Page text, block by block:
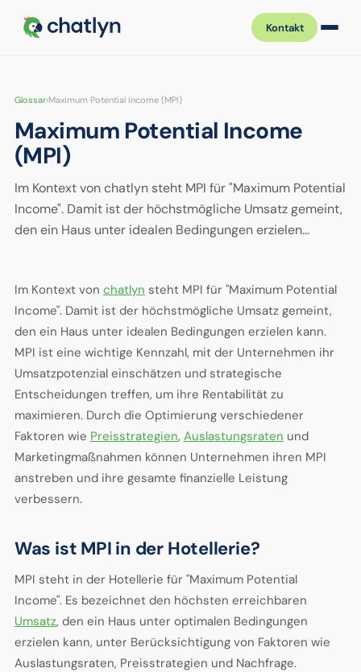
Kontakt
Glossar›Maximum Potential Income (MPI)
Maximum Potential Income
(MPI)
Im Kontext von chatlyn steht MPI für "Maximum Potential
Income". Damit ist der höchstmögliche Umsatz gemeint,
den ein Haus unter idealen Bedingungen erzielen…
Im Kontext von chatlyn steht MPI für "Maximum Potential
Income". Damit ist der höchstmögliche Umsatz gemeint,
den ein Haus unter idealen Bedingungen erzielen kann.
MPI ist eine wichtige Kennzahl, mit der Unternehmen ihr
Umsatzpotenzial einschätzen und strategische
Entscheidungen treffen, um ihre Rentabilität zu
maximieren. Durch die Optimierung verschiedener
Faktoren wie Preisstrategien, Auslastungsraten und
Marketingmaßnahmen können Unternehmen ihren MPI
anstreben und ihre gesamte finanzielle Leistung
verbessern.
Was ist MPI in der Hotellerie?
MPI steht in der Hotellerie für "Maximum Potential
Income". Es bezeichnet den höchsten erreichbaren
Umsatz, den ein Haus unter optimalen Bedingungen
erzielen kann, unter Berücksichtigung von Faktoren wie
Auslastungsraten, Preisstrategien und Nachfrage.